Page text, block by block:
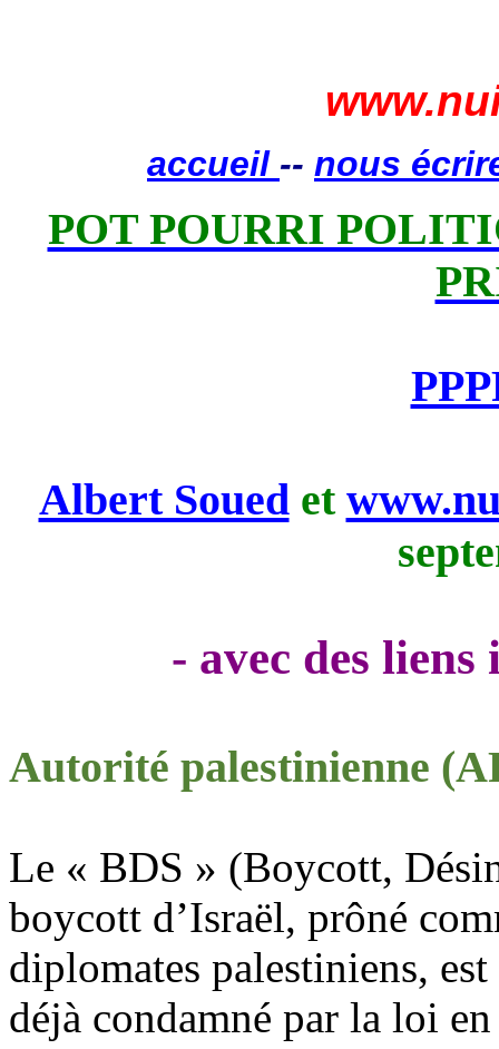
accueil -- nous
POT POURRI
Albert Souedet
- avec des
Autorité palestinienne
Le « BDS » (Boycott,
boycott d’Israël, prôné
diplomates palestiniens,
déjà condamné par la loi